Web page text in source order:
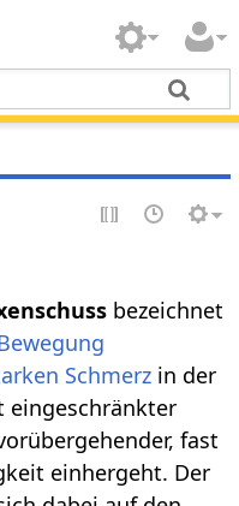
bezeichnet
Schmerz in der
eingeschränkter
fast
einhergeht. Der